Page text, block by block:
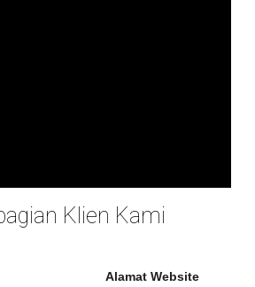
Klien Kami
Alamat Website